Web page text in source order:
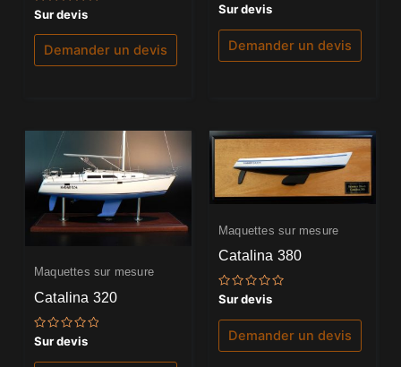
Note
0
sur
Sur devis
Demander un devis
Note
0
sur
Sur devis
Demander un devis
Maquettes sur mesure
Catalina 320
Note
0
sur
Sur devis
Maquettes sur mesure
Catalina 380
Note
0
sur
Sur devis
Demander un devis